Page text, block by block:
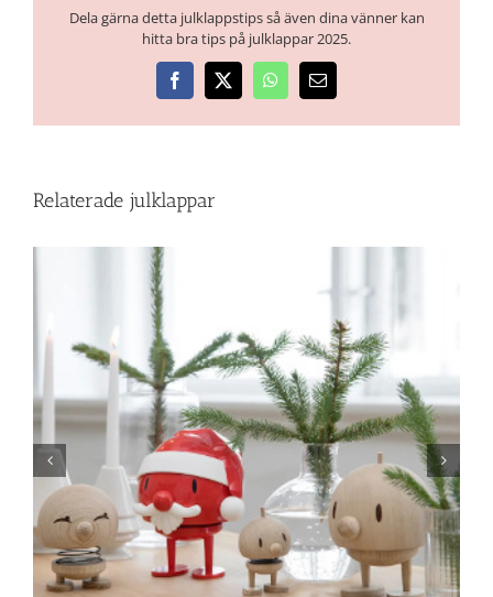
Dela gärna detta julklappstips så även dina vänner kan
hitta bra tips på julklappar 2025.
Facebook
X WhatsApp
E-
Relaterade julklappar